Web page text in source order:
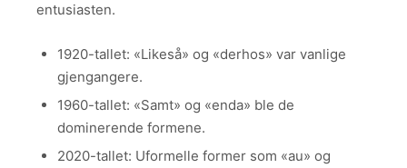
entusiasten.
1920-tallet: «Likeså» og «derhos» var vanlige
gjengangere.
1960-tallet: «Samt» og «enda» ble de
dominerende formene.
2020-tallet: Uformelle former som «au» og